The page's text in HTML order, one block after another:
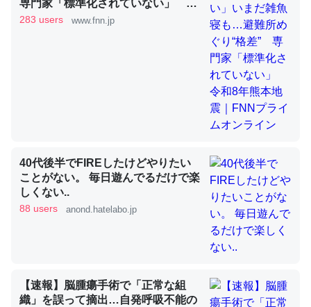
論文では「淡水はカルシウムも酸素も不足してて両方に不
利だから両方が拮抗してるのでは」とあって面白い。海に
いる鋏角類（カブトガニ・ウミグモ）はカルシウムを使わ
─ニュース :: 【研究発表】昆虫学の大問題＝「昆虫はなぜ海にいな
いのか」に関する新仮説
類は苦労してるんだな…。腹足類だと殻を無くしてナメク
ジになったり努力してるし。
専門家「標準化されていない」 令
和8年熊本地震｜FNNプライムオン
283 users www.fnn.jp
40代後半でFIREしたけどやりたい
ことがない。 毎日遊んでるだけで楽
しくない..
88 users anond.hatelabo.jp
【速報】脳腫瘍手術で「正常な組
織」を誤って摘出…自発呼吸不能の